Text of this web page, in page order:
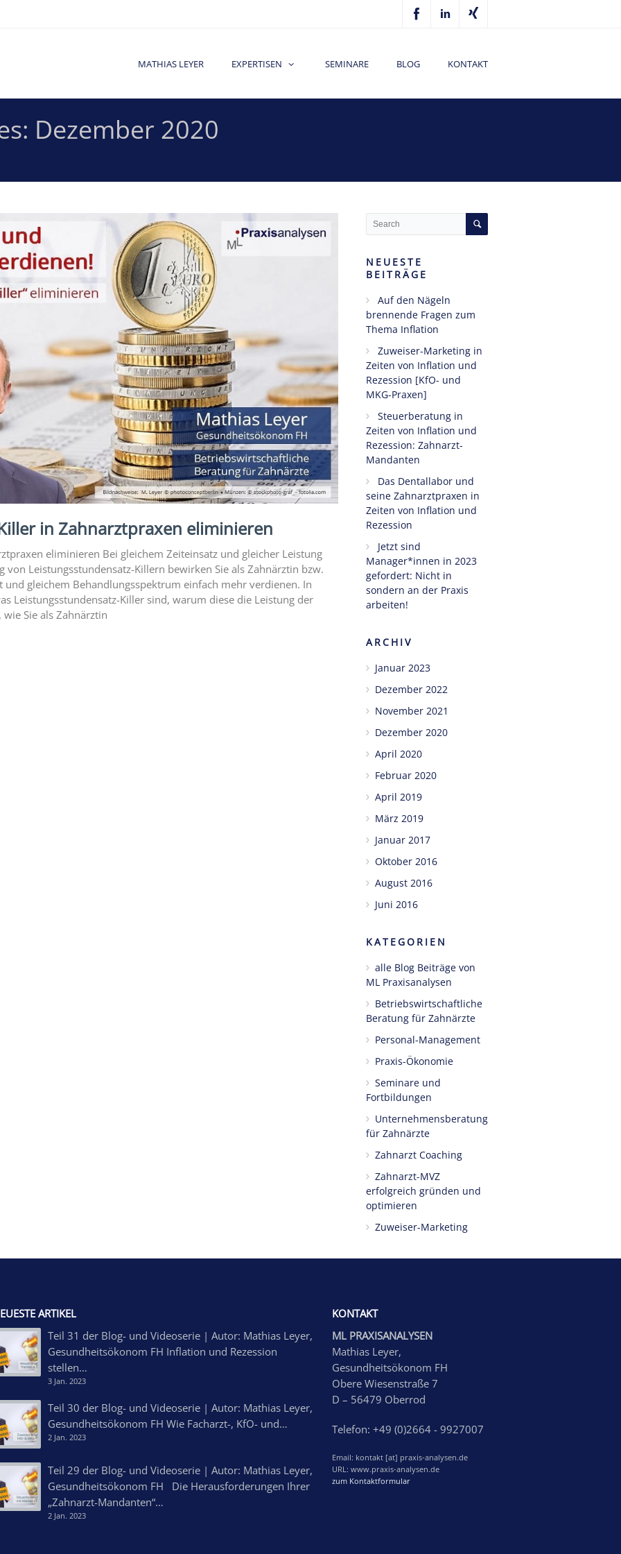
MATHIAS LEYER EXPERTISEN SEMINARE BLOG KONTAKT
Dezember 2020
in Zahnarztpraxen eliminieren
eliminieren Bei gleichem Zeiteinsatz und gleicher Leistung
Leistungsstundensatz-Killern bewirken Sie als Zahnärztin bzw.
und gleichem Behandlungsspektrum einfach mehr verdienen. In
Leistungsstundensatz-Killer sind, warum diese die Leistung der
Sie als Zahnärztin
NEUESTE
BEITRÄGE
Auf den Nägeln
brennende Fragen zum
Thema Inflation
Zuweiser-Marketing in
Zeiten von Inflation und
Rezession [KfO- und
MKG-Praxen]
Steuerberatung in
Zeiten von Inflation und
Rezession: Zahnarzt-
Mandanten
Das Dentallabor und
seine Zahnarztpraxen in
Zeiten von Inflation und
Rezession
Jetzt sind
Manager*innen in 2023
gefordert: Nicht in
sondern an der Praxis
arbeiten!
ARCHIV
Januar 2023
Dezember 2022
November 2021
Dezember 2020
April 2020
Februar 2020
April 2019
März 2019
Januar 2017
Oktober 2016
August 2016
Juni 2016
KATEGORIEN
alle Blog Beiträge von
ML Praxisanalysen
Betriebswirtschaftliche
Beratung für Zahnärzte
Personal-Management
Praxis-Ökonomie
Seminare und
Fortbildungen
Unternehmensberatung
für Zahnärzte
Zahnarzt Coaching
Zahnarzt-MVZ
erfolgreich gründen und
optimieren
Zuweiser-Marketing
ARTIKEL
Teil 31 der Blog- und Videoserie | Autor: Mathias Leyer,
Gesundheitsökonom FH Inflation und Rezession
stellen…
3 Jan. 2023
Teil 30 der Blog- und Videoserie | Autor: Mathias Leyer,
Gesundheitsökonom FH Wie Facharzt-, KfO- und…
2 Jan. 2023
Teil 29 der Blog- und Videoserie | Autor: Mathias Leyer,
Gesundheitsökonom FH Die Herausforderungen Ihrer
„Zahnarzt-Mandanten“…
2 Jan. 2023
KONTAKT
ML PRAXISANALYSEN
Mathias Leyer,
Gesundheitsökonom FH
Obere Wiesenstraße 7
D – 56479 Oberrod
Telefon: +49 (0)2664 - 9927007
Email: kontakt [at] praxis-analysen.de
URL: www.praxis-analysen.de
zum Kontaktformular